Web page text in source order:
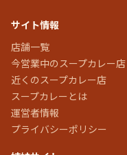
サイト情報
店舗一覧
今営業中のスープカレー店
近くのスープカレー店
スープカレーとは
運営者情報
プライバシーポリシー